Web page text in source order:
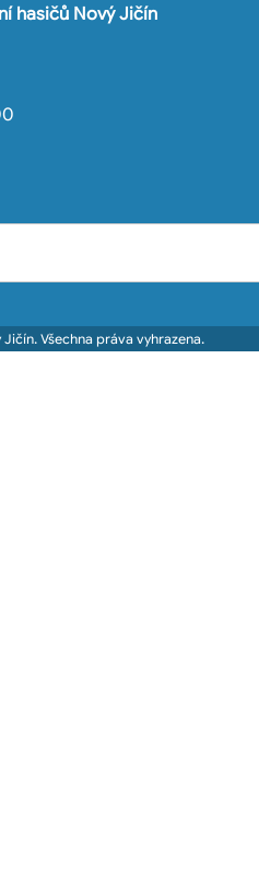
hasičů Nový Jičín
Všechna práva vyhrazena.